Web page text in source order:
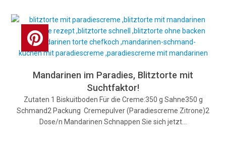
Mandarinen im Paradies, Blitztorte mit
Suchtfaktor!
Zutaten 1 Biskuitboden Für die Creme:350 g Sahne350 g
Schmand2 Packung Cremepulver (Paradiescreme Zitrone)2
Dose/n Mandarinen Schnappen Sie sich jetzt…